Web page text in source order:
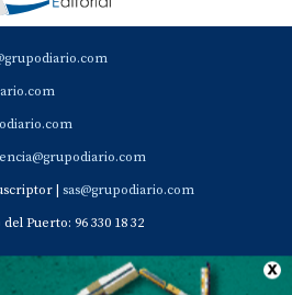
| sas@grupodiario.com
Puerto: 96 330 18 32
somos Política de privacidad